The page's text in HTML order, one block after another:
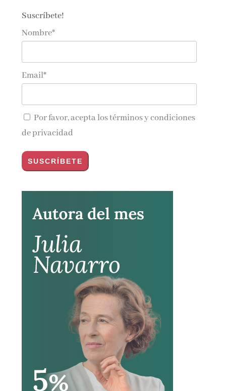
Suscríbete!
Nombre*
Email*
Por favor, acepta lostérminos y condiciones
de privacidad